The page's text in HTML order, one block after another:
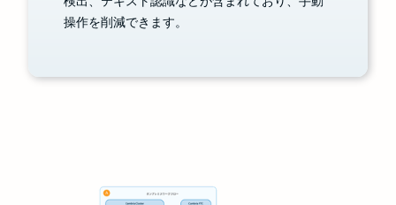
操作を削減できます。